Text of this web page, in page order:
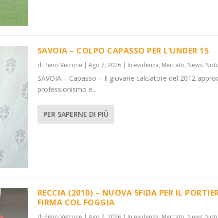
15
Notizie
Notizie
SAVOIA – COLPO CAPASSO PER L’UNDER 15
di Piero Vetrone | Ago 7, 2026| In evidenza, Mercato, News,
SAVOIA – Capasso – Il giovane calciatore del 2012
professionismo e...
PER SAPERNE DI PIÙ
RECCIA (2010) – NUOVA SFIDA PER IL
FIRMA COL FOGGIA